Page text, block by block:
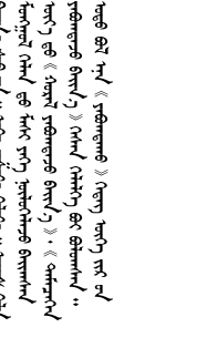
                              